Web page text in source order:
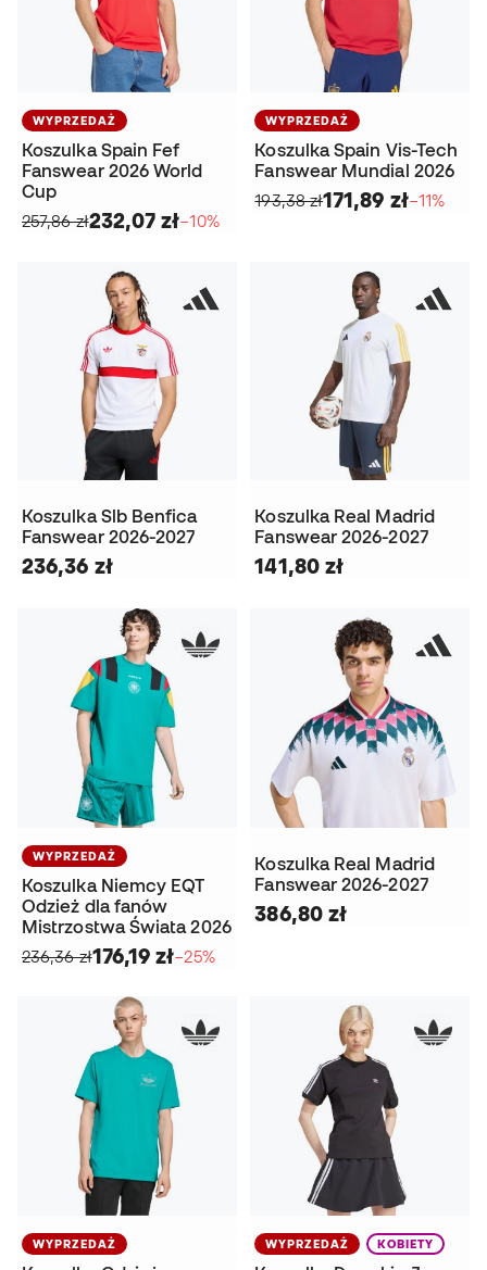
WYPRZEDAŻ
Koszulka Spain Fef
Fanswear 2026 World
Cup
257,86 zł232,07 zł−10%
WYPRZEDAŻ
Koszulka Spain Vis-Tech
Fanswear Mundial 2026
193,38 zł171,89 zł−11%
Koszulka Slb Benfica
Fanswear 2026-2027
236,36 zł
Koszulka Real Madrid
Fanswear 2026-2027
141,80 zł
WYPRZEDAŻ
Koszulka Niemcy EQT
Odzież dla fanów
Mistrzostwa Świata 2026
236,36 zł176,19 zł−25%
Koszulka Real Madrid
Fanswear 2026-2027
386,80 zł
WYPRZEDAŻ WYPRZEDAŻ KOBIETY